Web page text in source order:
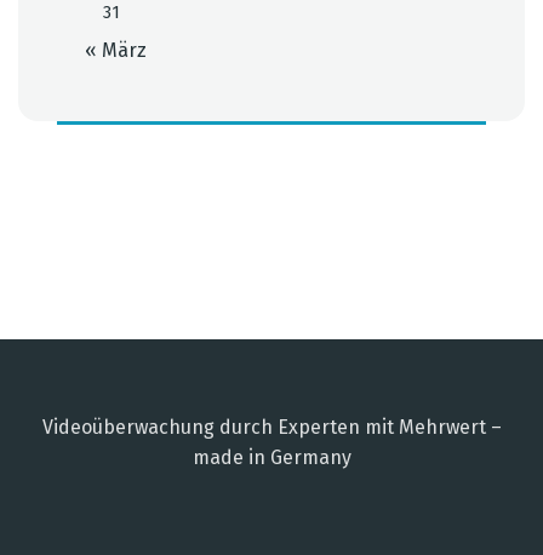
31
« März
Videoüberwachung durch Experten mit Mehrwert –
made in Germany